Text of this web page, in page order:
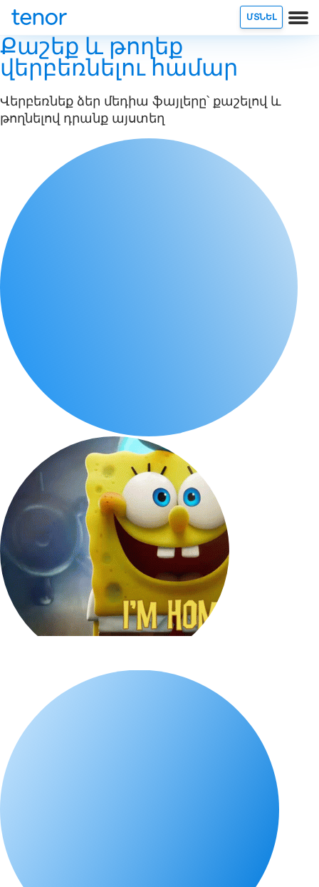
ՄՏՆԵԼ
Քաշեք և թողեք
վերբեռնելու համար
Վերբեռնեք ձեր մեդիա ֆայլերը՝ քաշելով և
թողնելով դրանք այստեղ